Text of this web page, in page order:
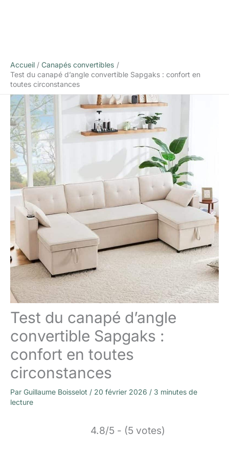
Accueil
Canapés convertibles
Test du canapé d’angle convertible Sapgaks : confort en
toutes circonstances
Test du canapé d’angle
convertible Sapgaks :
confort en toutes
circonstances
Par Guillaume Boisselot / 20 février 2026 / 3 minutes de
lecture
4.8/5 - (5 votes)